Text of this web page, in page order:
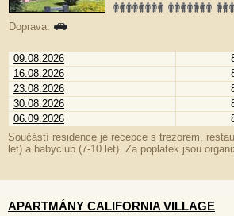
Doprava:
09.08.2026
16.08.2026
23.08.2026
30.08.2026
06.09.2026
Součástí residence je recepce s trezorem,
let) a babyclub (7-10 let). Za poplatek jsou
APARTMÁNY CALIFORNIA VILLAGE